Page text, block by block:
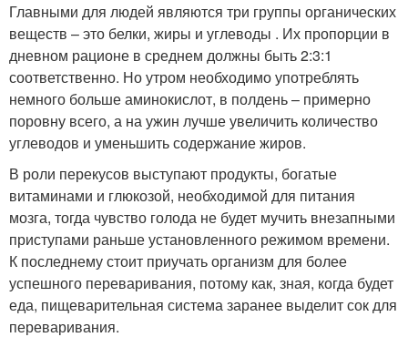
Главными для людей являются три группы органических
веществ – это белки, жиры и углеводы . Их пропорции в
дневном рационе в среднем должны быть 2:3:1
соответственно. Но утром необходимо употреблять
немного больше аминокислот, в полдень – примерно
поровну всего, а на ужин лучше увеличить количество
углеводов и уменьшить содержание жиров.
В роли перекусов выступают продукты, богатые
витаминами и глюкозой, необходимой для питания
мозга, тогда чувство голода не будет мучить внезапными
приступами раньше установленного режимом времени.
К последнему стоит приучать организм для более
успешного переваривания, потому как, зная, когда будет
еда, пищеварительная система заранее выделит сок для
переваривания.